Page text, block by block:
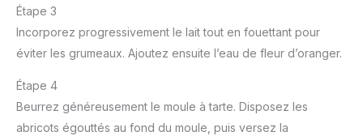
Étape 3
Incorporez progressivement le lait tout en fouettant pour
éviter les grumeaux. Ajoutez ensuite l’eau de fleur d’oranger.
Étape 4
Beurrez généreusement le moule à tarte. Disposez les
abricots égouttés au fond du moule, puis versez la